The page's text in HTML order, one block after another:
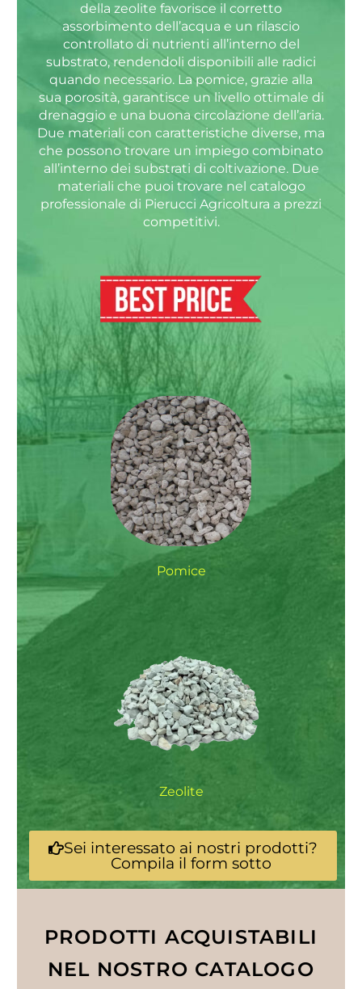
della zeolite favorisce il corretto
assorbimento dell’acqua e un rilascio
controllato di nutrienti all’interno del
substrato, rendendoli disponibili alle radici
quando necessario. La pomice, grazie alla
sua porosità, garantisce un livello ottimale di
drenaggio e una buona circolazione dell’aria.
Due materiali con caratteristiche diverse, ma
che possono trovare un impiego combinato
all’interno dei substrati di coltivazione. Due
materiali che puoi trovare nel catalogo
professionale di Pierucci Agricoltura a prezzi
competitivi.
Pomice
Zeolite
Sei interessato ai nostri prodotti?
Compila il form sotto
PRODOTTI ACQUISTABILI
NEL NOSTRO CATALOGO